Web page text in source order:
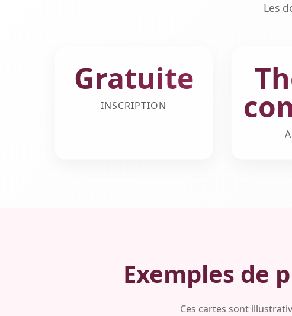
Les
Gratuite
INSCRIPTION
Exemples de
Ces cartes sont